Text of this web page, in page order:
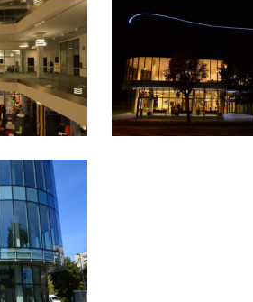
Niezbędne
Niezbędne pliki cookies służą do
internetowej i umożliwiają Ci
przez nas usług.
Pliki cookies odpowiadają na
celu m.in. dostosowania Twoich
której korzystasz, może działać bez
Zapoznaj się z
Więcej
Funkcjonalne i personalizacyjne
Tego typu pliki cookies umożliwiają
wprowadzonych przez Ciebie ustawień
funkcjonalności czy prezentowanych
Dzięki tym plikom cookies możemy
korzystania z funkcjonalności naszej
Więcej